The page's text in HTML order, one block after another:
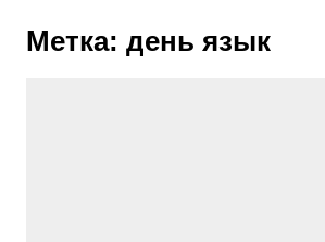
Метка: день язык